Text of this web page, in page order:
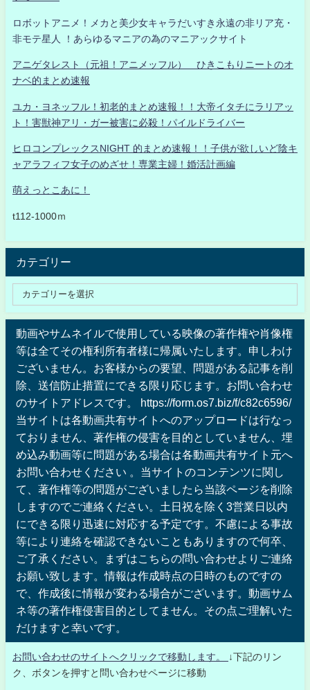
ロボットアニメ！メカと美少女キャラだいすき永遠の非リア充・
非モテ星人 ！あらゆるマニアの為のマニアックサイト
アニゲタレスト（元祖！アニメッフル） ひきこもりニートのオ
ナベ的まとめ速報
ユカ・ヨネッフル！初老的まとめ速報！！大帝イタチにラリアッ
ト！害獣神アリ・ガー被害に必殺！パイルドライバー
ヒロコンプレックスNIGHT 的まとめ速報！！子供が欲しいど陰キ
ャアラフィフ女子のめざせ！専業主婦！婚活計画編
萌えっとこあに！
t112-1000ｍ
カテゴリー
動画やサムネイルで使用している映像の著作権や肖像権
等は全てその権利所有者様に帰属いたします。申しわけ
ございません。お客様からの要望、問題がある記事を削
除、送信防止措置にできる限り応じます。お問い合わせ
のサイトアドレスです。 https://form.os7.biz/f/c82c6596/
当サイトは各動画共有サイトへのアップロードは行なっ
ておりません、著作権の侵害を目的としていません、埋
め込み動画等に問題がある場合は各動画共有サイト元へ
お問い合わせください 。当サイトのコンテンツに関し
て、著作権等の問題がございましたら当該ページを削除
しますのでご連絡ください。土日祝を除く3営業日以内
にできる限り迅速に対応する予定です。不慮による事故
等により連絡を確認できないこともありますので何卒、
ご了承ください。まずはこちらの問い合わせよりご連絡
お願い致します。情報は作成時点の日時のものですの
で、作成後に情報が変わる場合がございます。動画サム
ネ等の著作権侵害目的としてません。その点ご理解いた
だけますと幸いです。
お問い合わせのサイトへクリックで移動します。
↓下記のリン
ク、ボタンを押すと問い合わせページに移動